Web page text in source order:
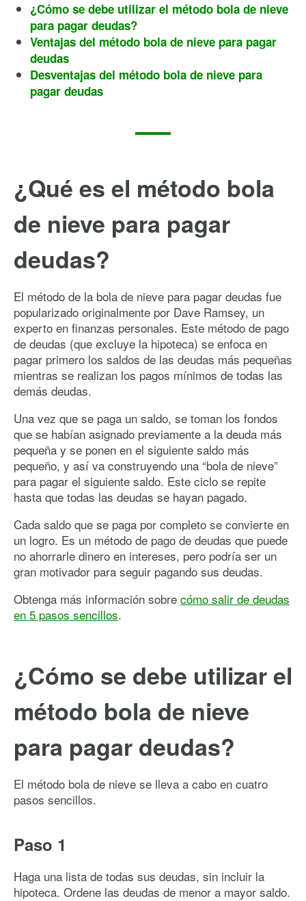
¿Cómo se debe utilizar el método bola de nieve
para pagar deudas?
Ventajas del método bola de nieve para pagar
deudas
Desventajas del método bola de nieve para
pagar deudas
¿Qué es el método bola
de nieve para pagar
deudas?
El método de la bola de nieve para pagar deudas fue
popularizado originalmente por Dave Ramsey, un
experto en finanzas personales. Este método de pago
de deudas (que excluye la hipoteca) se enfoca en
pagar primero los saldos de las deudas más pequeñas
mientras se realizan los pagos mínimos de todas las
demás deudas.
Una vez que se paga un saldo, se toman los fondos
que se habían asignado previamente a la deuda más
pequeña y se ponen en el siguiente saldo más
pequeño, y así va construyendo una “bola de nieve”
para pagar el siguiente saldo. Este ciclo se repite
hasta que todas las deudas se hayan pagado.
Cada saldo que se paga por completo se convierte en
un logro. Es un método de pago de deudas que puede
no ahorrarle dinero en intereses, pero podría ser un
gran motivador para seguir pagando sus deudas.
Obtenga más información sobre cómo salir de deudas
en 5 pasos sencillos.
¿Cómo se debe utilizar el
método bola de nieve
para pagar deudas?
El método bola de nieve se lleva a cabo en cuatro
pasos sencillos.
Paso 1
Haga una lista de todas sus deudas, sin incluir la
hipoteca. Ordene las deudas de menor a mayor saldo.